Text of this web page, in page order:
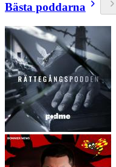
Bästa poddarna